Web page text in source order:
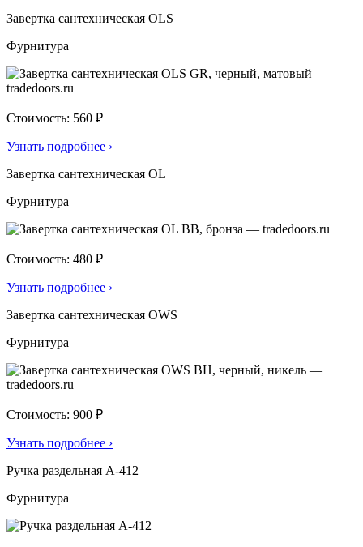
Завертка сантехническая OLS
Фурнитура
Стоимость: 560 ₽
Узнать подробнее ›
Завертка сантехническая OL
Фурнитура
Стоимость: 480 ₽
Узнать подробнее ›
Завертка сантехническая OWS
Фурнитура
Стоимость: 900 ₽
Узнать подробнее ›
Ручка раздельная А-412
Фурнитура